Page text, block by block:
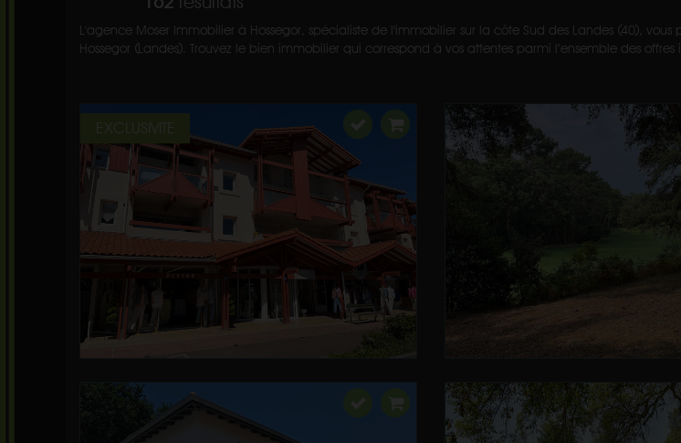
L'agence Moser Immobilier à Hossegor, spécialiste de l'immobilier sur la côte Sud des Landes (40),
Hossegor (Landes). Trouvez le bien immobilier qui correspond à vos attentes parmi l’ensemble des
EXCLUSIVITE